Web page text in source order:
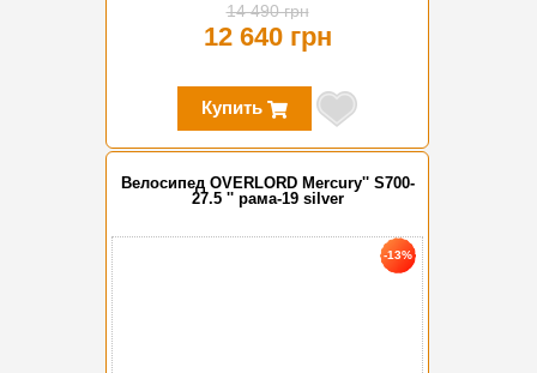
14 490 грн
12 640 грн
Купить
Велосипед OVERLORD Mercury'' S700-
27.5 '' рама-19 silver
-13%